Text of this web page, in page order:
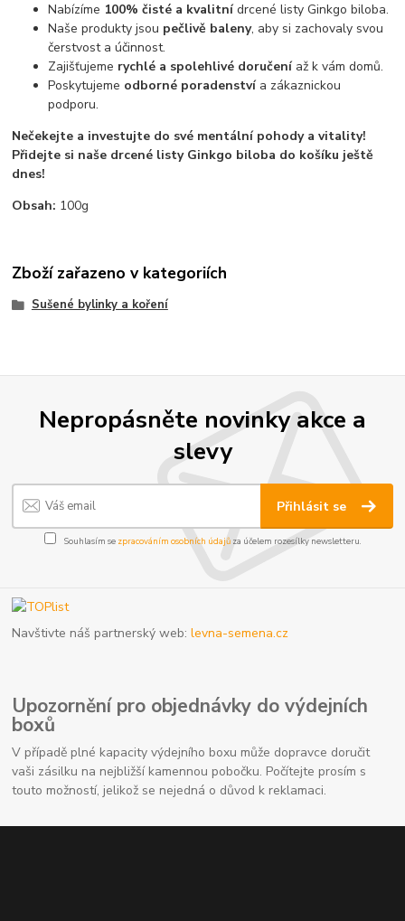
Nabízíme 100% čisté a kvalitnídrcené listy Ginkgo biloba.
Naše produkty jsou pečlivě baleny, aby si zachovaly svou
čerstvost a účinnost.
Zajišťujeme rychlé a spolehlivé doručeníaž k vám domů.
Poskytujeme odborné poradenstvía zákaznickou
podporu.
Nečekejte a investujte do své mentální pohody a vitality!
Přidejte si naše drcené listy Ginkgo biloba do košíku ještě
dnes!
Obsah: 100g
Zboží zařazeno v kategoriích
Sušené bylinky a koření
Nepropásněte novinky akce a
slevy
Přihlásit se
Souhlasím se zpracováním osobních údajůza účelem rozesílky newsletteru.
Navštivte náš partnerský web:levna-semena.cz
Upozornění pro objednávky do výdejních
boxů
V případě plné kapacity výdejního boxu může dopravce doručit
vaši zásilku na nejbližší kamennou pobočku. Počítejte prosím s
touto možností, jelikož se nejedná o důvod k reklamaci.